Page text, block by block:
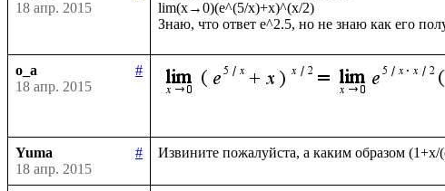
18 апр. 2015
lim(x→0)(e^(5/x)+x)^(x/2)
o_a
#
18 апр. 2015
Yuma
#
18 апр. 2015